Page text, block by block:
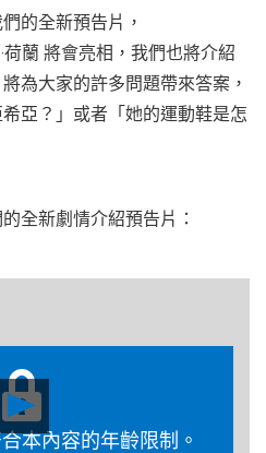
的全新預告片，
荷蘭 將會亮相，我們也將介紹
為大家的許多問題帶來答案，
亞？」或者「她的運動鞋是怎
全新劇情介紹預告片：
Play
Video
本內容的年齡限制。